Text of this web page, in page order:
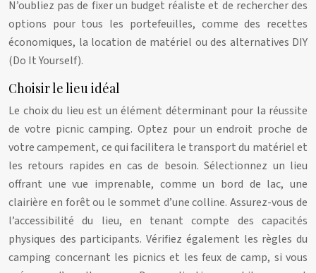
N’oubliez pas de fixer un budget réaliste et de rechercher des
options pour tous les portefeuilles, comme des recettes
économiques, la location de matériel ou des alternatives DIY
(Do It Yourself).
Choisir le lieu idéal
Le choix du lieu est un élément déterminant pour la réussite
de votre picnic camping. Optez pour un endroit proche de
votre campement, ce qui facilitera le transport du matériel et
les retours rapides en cas de besoin. Sélectionnez un lieu
offrant une vue imprenable, comme un bord de lac, une
clairière en forêt ou le sommet d’une colline. Assurez-vous de
l’accessibilité du lieu, en tenant compte des capacités
physiques des participants. Vérifiez également les règles du
camping concernant les picnics et les feux de camp, si vous